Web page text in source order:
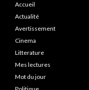
Accueil
Actualité
Avertissement
Cinema
Litterature
Mes lectures
Mot du jour